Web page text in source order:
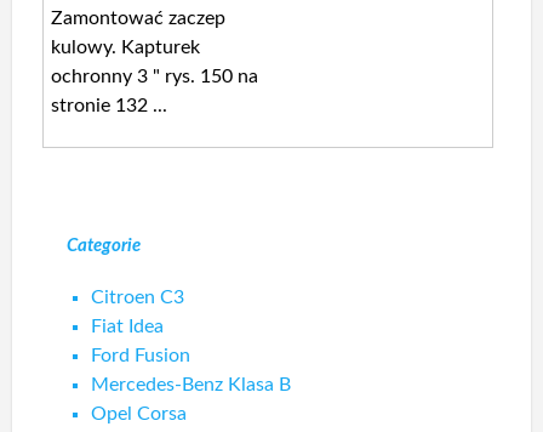
Zamontować zaczep
kulowy. Kapturek
ochronny 3 " rys. 150 na
stronie 132 ...
Categorie
Citroen C3
Fiat Idea
Ford Fusion
Mercedes-Benz Klasa B
Opel Corsa